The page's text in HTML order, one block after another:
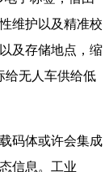
维护以及精准校
及存储地点，缩
给无人车供给低
码体或许会集成
信息。工业